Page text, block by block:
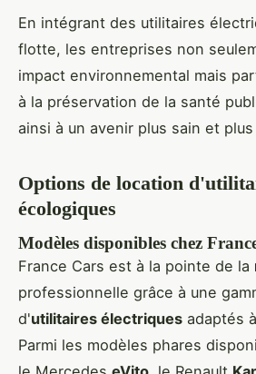
En intégrant des utilitaires
flotte, les entreprises non
impact environnemental mais
à la préservation de la santé
ainsi à un avenir plus sain et plus
Options de location
écologiques
Modèles disponibles chez
France Cars est à la pointe de la
professionnelle grâce à une
d'utilitaires électriques adaptés
Parmi les modèles phares